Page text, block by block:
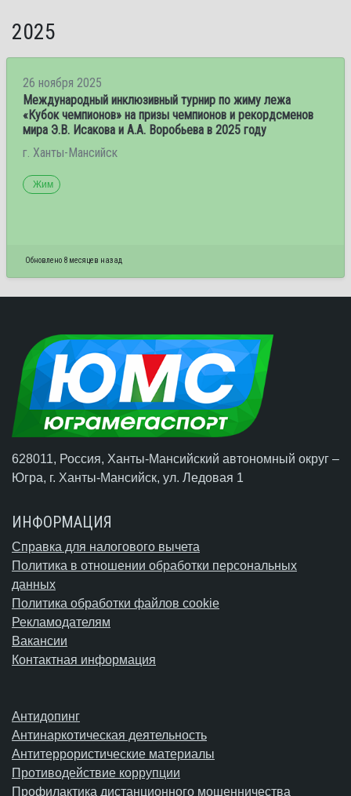
2025
26 ноября 2025
Международный инклюзивный турнир по жиму лежа
«Кубок чемпионов» на призы чемпионов и рекордсменов
мира Э.В. Исакова и А.А. Воробьева в 2025 году
г. Ханты-Мансийск
Жим
Обновлено 8 месяцев назад
628011, Россия, Ханты-Мансийский автономный округ –
Югра, г. Ханты-Мансийск, ул. Ледовая 1
ИНФОРМАЦИЯ
Справка для налогового вычета
Политика в отношении обработки персональных
данных
Политика обработки файлов cookie
Рекламодателям
Вакансии
Контактная информация
Антидопинг
Антинаркотическая деятельность
Антитеррористические материалы
Противодействие коррупции
Профилактика дистанционного мошенничества